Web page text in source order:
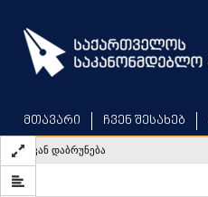
main
content
მთავარი ჩვენ შესახებ
უკან დაბრუნება